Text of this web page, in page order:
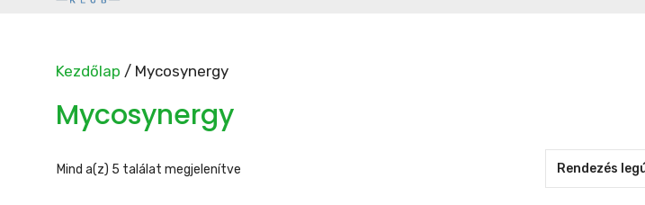
Kezdőlap / Mycosynergy
Mycosynergy
Mind a(z) 5 találat megjelenítve